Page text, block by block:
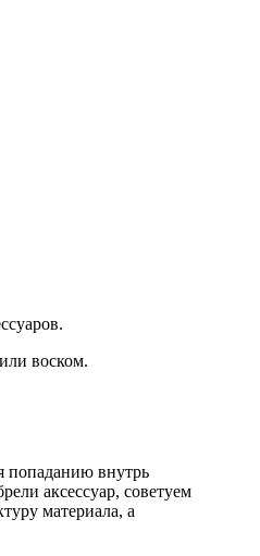
воском.
попаданию внутрь
аксессуар, советуем
материала, а